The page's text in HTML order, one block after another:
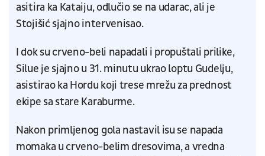
asitira ka Kataiju, odlučio se na udarac, ali je
Stojišić sjajno intervenisao.
I dok su crveno-beli napadali i propuštali prilike,
Silue je sjajno u 31. minutu ukrao loptu Gudelju,
asistirao ka Hordu koji trese mrežu za prednost
ekipe sa stare Karaburme.
Nakon primljenog gola nastavil isu se napada
momaka u crveno-belim dresovima, a vredna